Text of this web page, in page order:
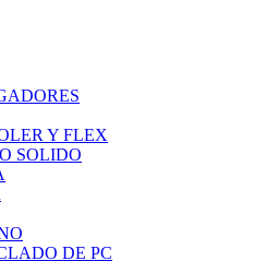
Y FLEX
SOLIDO
DE PC